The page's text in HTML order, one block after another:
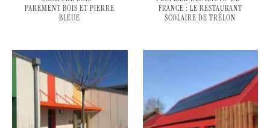
PAREMENT BOIS ET PIERRE
BLEUE
FRANCE : LE RESTAURANT
SCOLAIRE DE TRÉLON